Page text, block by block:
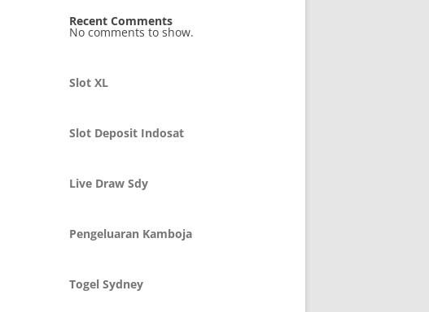
Recent Comments
No comments to show.
Slot XL
Slot Deposit Indosat
Live Draw Sdy
Pengeluaran Kamboja
Togel Sydney